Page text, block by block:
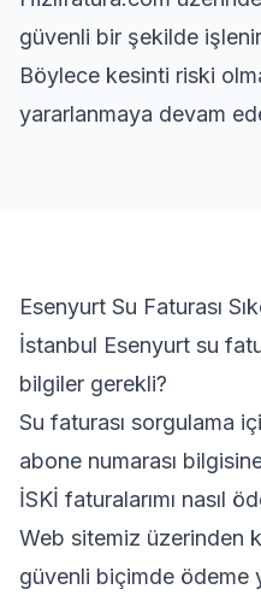
güvenli bir şekilde
Böylece kesinti riski
yararlanmaya devam
Esenyurt Su Faturası
İstanbul Esenyurt su
bilgiler gerekli?
Su faturası sorgulama
abone numarası
İSKİ faturalarımı nasıl
Web sitemiz üzerinden
güvenli biçimde ödeme